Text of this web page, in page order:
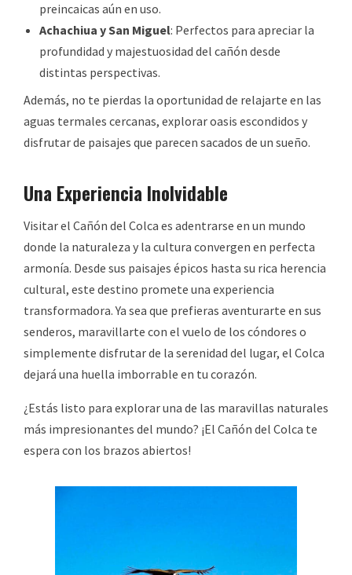
preincaicas aún en uso.
Achachiua y San Miguel: Perfectos para apreciar la
profundidad y majestuosidad del cañón desde
distintas perspectivas.
Además, no te pierdas la oportunidad de relajarte en las
aguas termales cercanas, explorar oasis escondidos y
disfrutar de paisajes que parecen sacados de un sueño.
Una Experiencia Inolvidable
Visitar el Cañón del Colca es adentrarse en un mundo
donde la naturaleza y la cultura convergen en perfecta
armonía. Desde sus paisajes épicos hasta su rica herencia
cultural, este destino promete una experiencia
transformadora. Ya sea que prefieras aventurarte en sus
senderos, maravillarte con el vuelo de los cóndores o
simplemente disfrutar de la serenidad del lugar, el Colca
dejará una huella imborrable en tu corazón.
¿Estás listo para explorar una de las maravillas naturales
más impresionantes del mundo? ¡El Cañón del Colca te
espera con los brazos abiertos!